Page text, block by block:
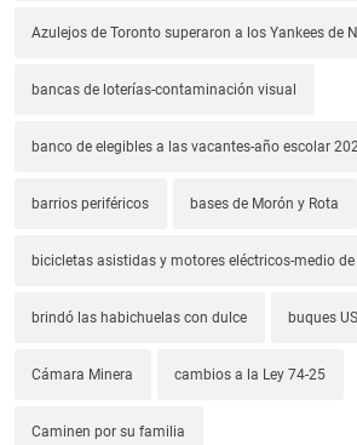
Azulejos de Toronto superaron a los Yankees de
bancas de loterías-contaminación visual
banco de elegibles a las vacantes-año escolar
barrios periféricos bases de Morón y Rota
bicicletas asistidas y motores eléctricos-medio
brindó las habichuelas con dulce buques
Cámara Minera cambios a la Ley 74-25
Caminen por su familia